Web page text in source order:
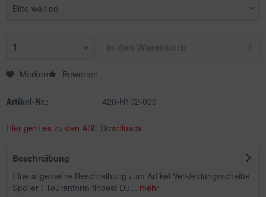
Merken Bewerten
Artikel-Nr.: 420-H102-000
Hier geht es zu den ABE Downloads
Beschreibung
Eine allgemeine Beschreibung zum Artikel Verkleidungsscheibe
Spoiler / Tourenform findest Du... mehr